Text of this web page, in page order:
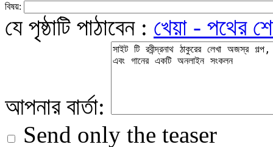
বিষয়:
যে পৃষ্ঠাটি পাঠাবেন : খেয়া - পথের
আপনার বার্তা:
Send only the teaser